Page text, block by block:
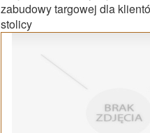
zabudowy targowej dla
stolicy